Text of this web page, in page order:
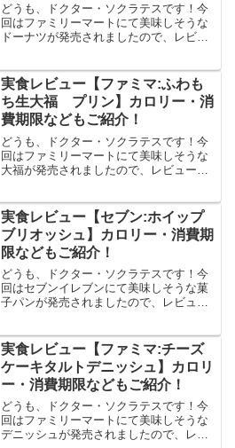
介！
どうも、ドクター・ソクラテスです！今
回はファミリーマートにて美味しそうな
ドーナツが発売されましたので、レビュ
どけの良いしっとりとしたドーナツに、
生クリーム入りのいちごみ...
実食レビュー【ファミマ:ふわも
ち生大福 プリン】カロリー・消
費期限などもご紹介！
どうも、ドクター・ソクラテスです！今
回はファミリーマートにて美味しそうな
大福が発売されましたので、レビューし
りのプリン味で、ふわもち食感のチルド
大福です。出典:ファミリ...
実食レビュー【セブン:ホイップ
ブリオッシュ】カロリー・消費期
限などもご紹介！
どうも、ドクター・ソクラテスです！今
回はセブンイレブンにて美味しそうな菓
子パンが発売されましたので、レビュー
絞った菓子パンです。出典:セブンイレブ
ン公式サイトパッケージ...
実食レビュー【ファミマ:チーズ
ケーキタルトデニッシュ】カロリ
ー・消費期限などもご紹介！
どうも、ドクター・ソクラテスです！今
回はファミリーマートにて美味しそうな
デニッシュが発売されましたので、レビ